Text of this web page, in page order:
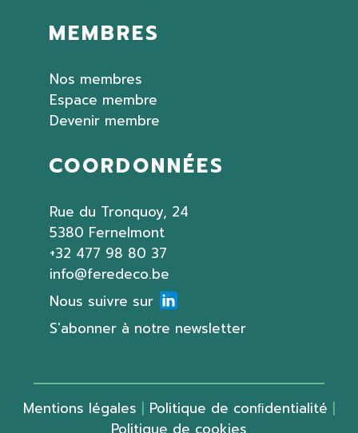
MEMBRES
Nos membres
Espace membre
Devenir membre
COORDONNÉES
Rue du Tronquoy, 24
5380 Fernelmont
+32 477 98 80 37
info@feredeco.be
Nous suivre sur
S'abonner à notre newsletter
Mentions légales | Politique de conﬁdentialité |